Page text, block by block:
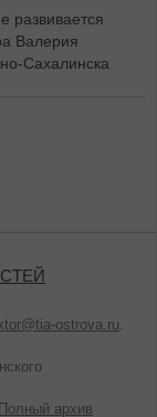
развивается
Валерия
Сахалинска
ostrova.ru.
Полный архив